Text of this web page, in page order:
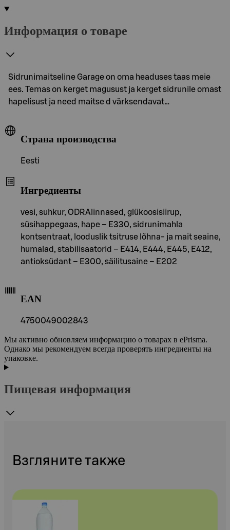
Информация о товаре
Sidrunimaitseline Garage on oma headuses taas meie
ees. Temas on kerget magusust ja kerget sidrunile omast
hapelisust ja need maitse d värksendavat…
Страна производства
Eesti
Ингредиенты
vesi, suhkur, ODRAlinnased, glükoosisiirup,
süsihappegaas, hape – E330, sidrunimahla
kontsentraat, looduslik tsitruse lõhna- ja mait seaine,
humalad, stabilisaatorid – E414, E444, E445, E412,
antioksüdant – E300, säilitusaine – E202
EAN
4750049002843
Мы активно обновляем информацию о товарах в ePrisma.
Однако мы рекомендуем всегда проверять ингредиенты на
упаковке.
Пищевая информация
Взгляните также